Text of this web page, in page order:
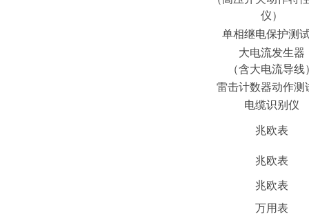
仪）
单相继电保护测
大电流发生器
（含大电流导线
雷击计数器动作测
电缆识别仪
兆欧表
兆欧表
兆欧表
万用表